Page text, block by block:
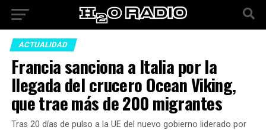
ACTUALIDAD
Francia sanciona a Italia por la
llegada del crucero Ocean Viking,
que trae más de 200 migrantes
Tras 20 días de pulso a la UE del nuevo gobierno liderado por